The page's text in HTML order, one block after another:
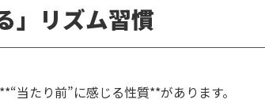
」リズム習慣
当たり前”に感じる性質**があります。